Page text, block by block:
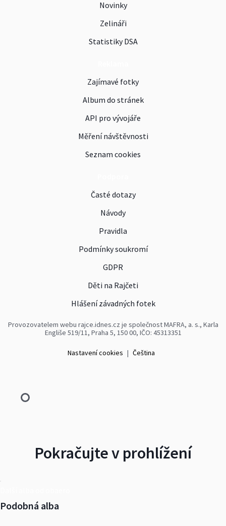
Novinky
Zelináři
Statistiky DSA
Zajímavé fotky
Album do stránek
API pro vývojáře
Měření návštěvnosti
Seznam cookies
Časté dotazy
Návody
Pravidla
Podmínky soukromí
GDPR
Děti na Rajčeti
Hlášení závadných fotek
Provozovatelem webu rajce.idnes.cz je společnost MAFRA, a. s., Karla
Engliše 519/11, Praha 5, 150 00, IČO: 45313351
Nastavení cookies | Čeština
Pokračujte v prohlížení
Podobná alba